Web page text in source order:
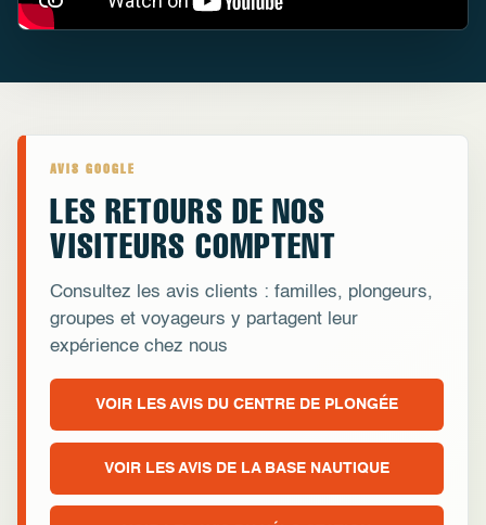
AVIS GOOGLE
LES RETOURS DE NOS
VISITEURS COMPTENT
Consultez les avis clients : familles, plongeurs,
groupes et voyageurs y partagent leur
expérience chez nous
VOIR LES AVIS DU CENTRE DE PLONGÉE
VOIR LES AVIS DE LA BASE NAUTIQUE